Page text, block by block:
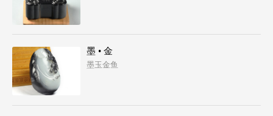
墨 • 金
墨玉金鱼